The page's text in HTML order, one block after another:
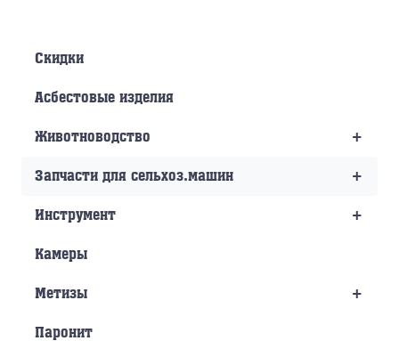
Скидки
Асбестовые изделия
+
Животноводство
+
Запчасти для сельхоз.машин
+
Инструмент
Камеры
+
Метизы
Паронит